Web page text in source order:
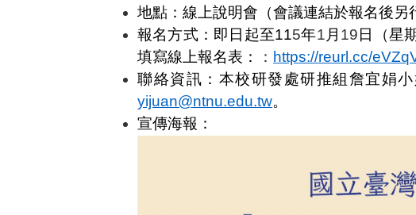
地點：線上說明會（會議連結於報名後另
報名方式：即日起至115年1 月 19 日（星
填寫線上報名表：
： https://reurl.cc/
聯絡資訊：本校研發處研推組詹宜娟
yijuan@ntnu.edu.tw。
宣傳海報：